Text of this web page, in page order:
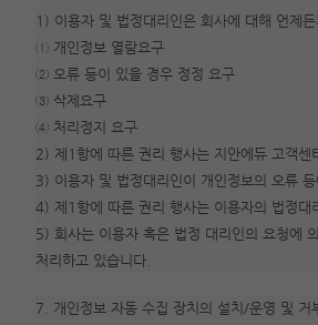
1) 이용자 및 법정대리인은 회사에 대해 언제
① 개인정보 열람요구
② 오류 등이 있을 경우 정정 요구
③ 삭제요구
④ 처리정지 요구
2) 제1항에 따른 권리 행사는 지안에듀 고객센
3) 이용자 및 법정대리인이 개인정보의 오류
4) 제1항에 따른 권리 행사는 이용자의 법정대
5) 회사는 이용자 혹은 법정 대리인의 요청에
처리하고 있습니다.
7. 개인정보 자동 수집 장치의 설치/운영 및 거